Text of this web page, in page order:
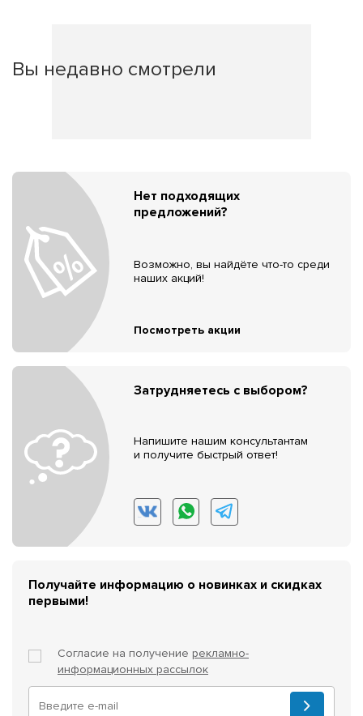
Вы недавно смотрели
Нет подходящих
предложений?
Возможно, вы найдёте что-то среди
наших акций!
Посмотреть акции
Затрудняетесь с выбором?
Напишите нашим консультантам
и получите быстрый ответ!
Получайте информацию о новинках и скидках
первыми!
Согласие на получение рекламно-
информационных рассылок